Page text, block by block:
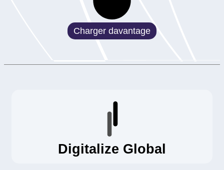
Charger davantage
Digitalize Global